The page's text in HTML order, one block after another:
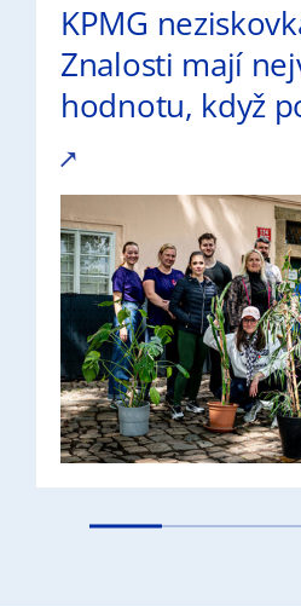
KPMG
Znalosti mají
hodnotu, když